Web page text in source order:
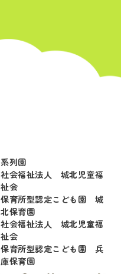
系列園
社会福祉法人 城北児童福
祉会
保育所型認定こども園 城
北保育園
社会福祉法人 城北児童福
祉会
保育所型認定こども園 兵
庫保育園